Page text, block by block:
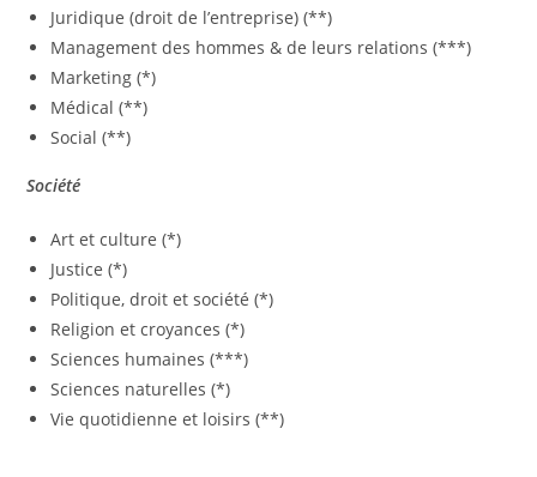
Juridique (droit de l’entreprise) (**)
Management des hommes & de leurs relations (***)
Marketing (*)
Médical (**)
Social (**)
Société
Art et culture (*)
Justice (*)
Politique, droit et société (*)
Religion et croyances (*)
Sciences humaines (***)
Sciences naturelles (*)
Vie quotidienne et loisirs (**)